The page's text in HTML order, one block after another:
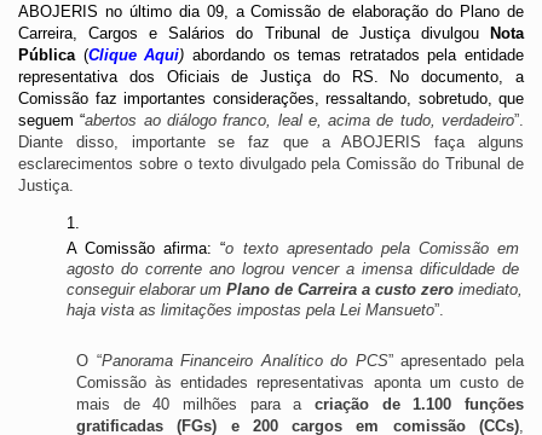
ABOJERIS no último dia 09, a Comissão de elaboração do Plano de
Carreira, Cargos e Salários do Tribunal de Justiça divulgou
Nota
Pública (Clique Aqui) abordando os temas retratados pela entidade
representativa dos Oficiais de Justiça do RS. No documento, a
Comissão faz importantes considerações, ressaltando, sobretudo, que
seguem “abertos ao diálogo franco, leal e, acima de tudo, verdadeiro”.
Diante disso, importante se faz que a ABOJERIS faça alguns
esclarecimentos sobre o texto divulgado pela Comissão do Tribunal de
Justiça.
A Comissão afirma: “o texto apresentado pela Comissão em
agosto do corrente ano logrou vencer a imensa dificuldade de
conseguir elaborar um Plano de Carreira a custo zero imediato,
haja vista as limitações impostas pela Lei Mansueto”.
O “Panorama Financeiro Analítico do PCS” apresentado pela
Comissão às entidades representativas aponta um custo de
mais de 40 milhões para a criação de 1.100 funções
gratificadas (FGs) e 200 cargos em comissão (CCs)